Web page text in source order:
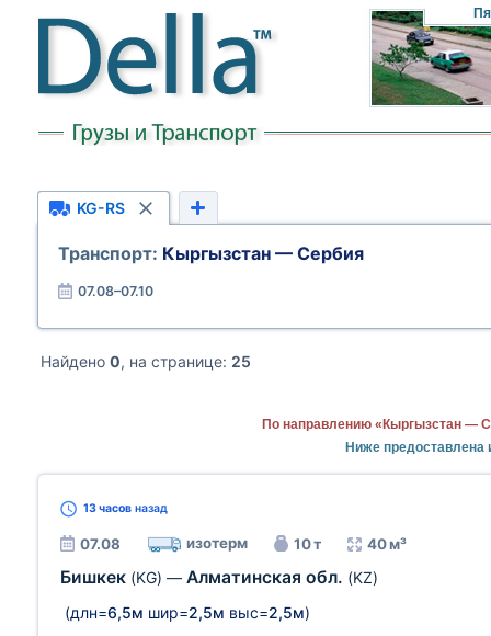
KG-RS
Транспорт: Кыргызстан — Сербия
07.08–07.10
Найдено 0, на странице: 25
По направлению «Кыргызстан —
Ниже
13 часов назад
07.08 изотерм 10 т 40 м³
Бишкек (KG) — Алматинская обл. (KZ)
(длн=6,5м шир=2,5м выс=2,5м)